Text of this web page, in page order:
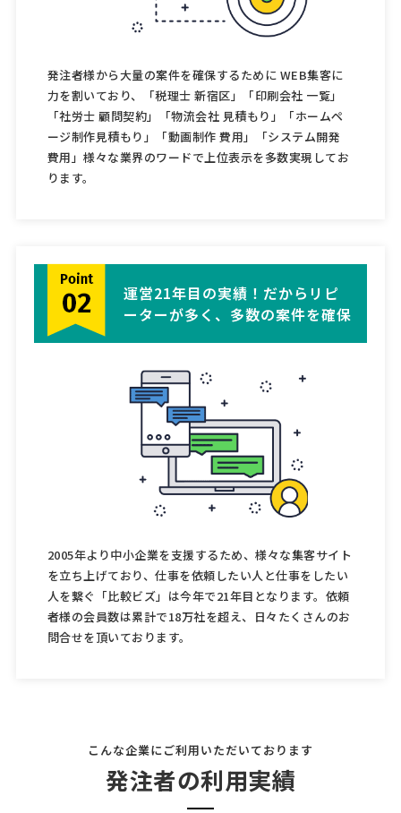
発注者様から大量の案件を確保するために WEB集客に
力を割いており、「税理士 新宿区」「印刷会社 一覧」
「社労士 顧問契約」「物流会社 見積もり」「ホームペ
ージ制作見積もり」「動画制作 費用」「システム開発
費用」様々な業界のワードで上位表示を多数実現してお
ります。
運営21年目の実績！だからリピ
ーターが多く、多数の案件を確保
2005年より中小企業を支援するため、様々な集客サイト
を立ち上げており、仕事を依頼したい人と仕事をしたい
人を繋ぐ「比較ビズ」は今年で21年目となります。依頼
者様の会員数は累計で18万社を超え、日々たくさんのお
問合せを頂いております。
こんな企業にご利用いただいております
発注者の利用実績